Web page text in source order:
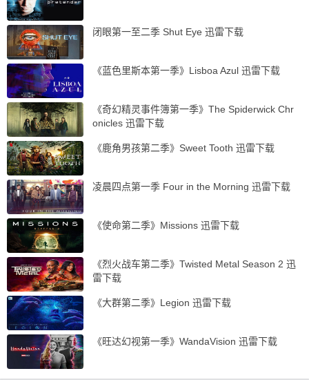
闭眼第一至二季 Shut Eye 迅雷下载
《蓝色里斯本第一季》Lisboa Azul 迅雷下载
《奇幻精灵事件簿第一季》The Spiderwick Chr
onicles 迅雷下载
《鹿角男孩第二季》Sweet Tooth 迅雷下载
凌晨四点第一季 Four in the Morning 迅雷下载
《使命第二季》Missions 迅雷下载
《烈火战车第二季》Twisted Metal Season 2 迅
雷下载
《大群第二季》Legion 迅雷下载
《旺达幻视第一季》WandaVision 迅雷下载